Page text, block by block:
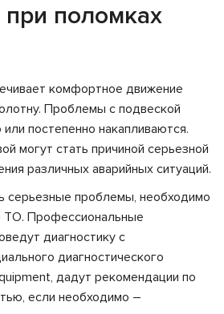
при поломках
комфортное движение
Проблемы с подвеской
постепенно накапливаются.
могут стать причиной серьезной
различных аварийных ситуаций.
серьезные проблемы, необходимо
ТО. Профессиональные
диагностику с
диагностического
дадут рекомендации по
если необходимо –